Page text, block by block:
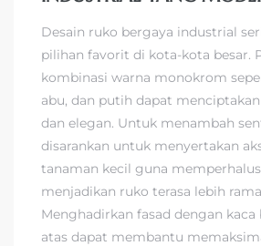
Desain ruko bergaya industrial
pilihan favorit di kota-kota besar.
kombinasi warna monokrom
abu, dan putih dapat
dan elegan. Untuk menambah
disarankan untuk menyertakan
tanaman kecil guna
menjadikan ruko terasa lebih
Menghadirkan fasad dengan kaca
atas dapat membantu